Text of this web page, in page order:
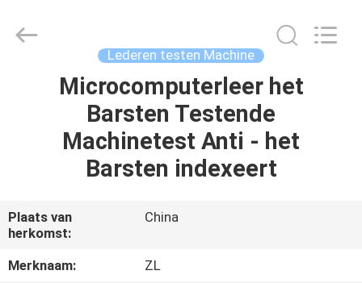
PRODUCTEN
ONGEVEER
ONS
Technology
Lederen testen Machine
Microcomputerleer het
Barsten Testende
Machinetest Anti - het
Barsten indexeert
Plaats van
herkomst:
China
Merknaam:
ZL